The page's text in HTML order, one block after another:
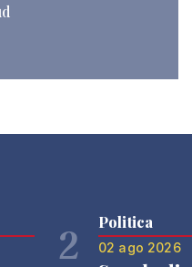
2 Politica
02 ago 2026